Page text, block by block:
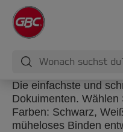
Die einfachste und
Dokuimenten.
Farben: Schwarz,
müheloses Binden